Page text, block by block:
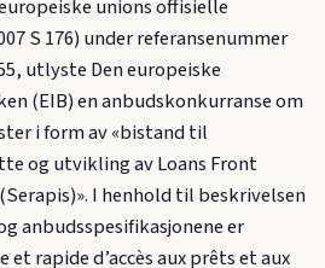
unions offisielle
S 176) under referansenummer
utlyste Den europeiske
(EIB) en anbudskonkurranse om
i form av «bistand til
og utvikling av Loans Front
I henhold til beskrivelsen
anbudsspesifikasjonene er
et rapide d’accès aux prêts et aux